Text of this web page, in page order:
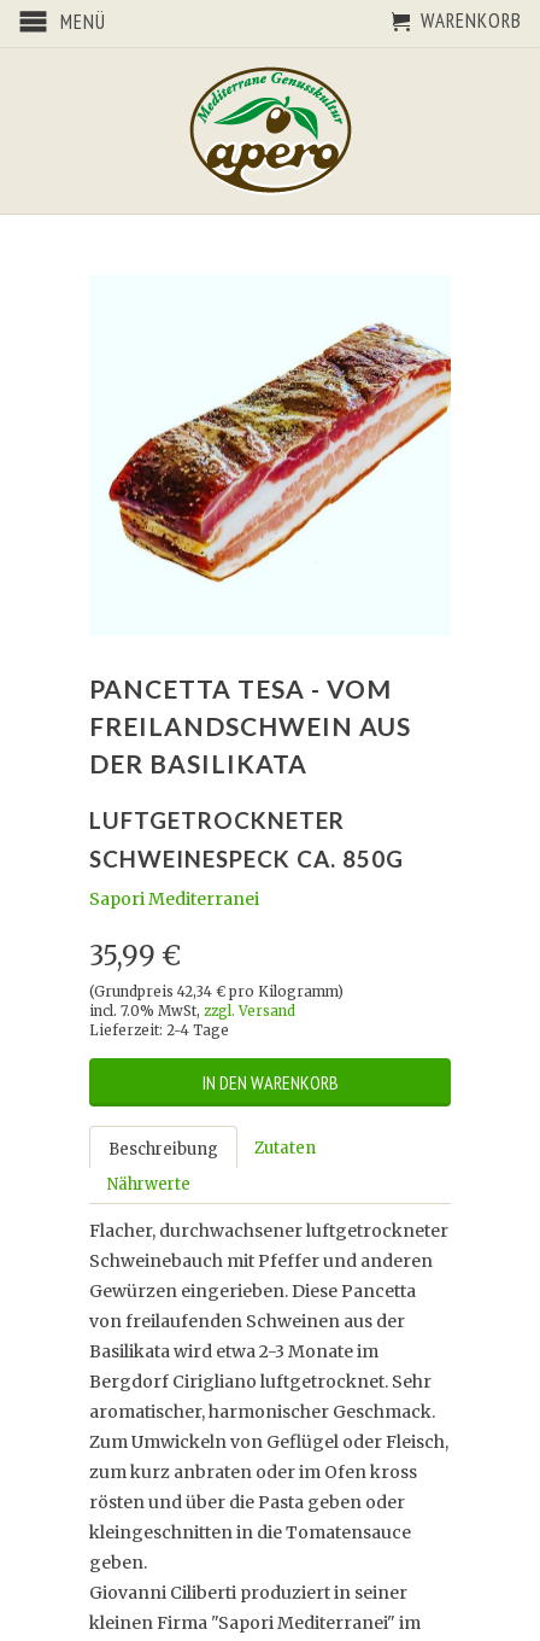
MENÜ WARENKORB
PANCETTA TESA - VOM
FREILANDSCHWEIN AUS
DER BASILIKATA
LUFTGETROCKNETER
SCHWEINESPECK CA. 850G
Sapori Mediterranei
35,99 €
(Grundpreis 42,34 € pro Kilogramm)
incl. 7.0% MwSt, zzgl. Versand
Lieferzeit: 2-4 Tage
IN DEN WARENKORB
Beschreibung
Zutaten
Nährwerte
Flacher, durchwachsener luftgetrockneter
Schweinebauch mit Pfeffer und anderen
Gewürzen eingerieben. Diese Pancetta
von freilaufenden Schweinen aus der
Basilikata wird etwa 2-3 Monate im
Bergdorf Cirigliano luftgetrocknet. Sehr
aromatischer, harmonischer Geschmack.
Zum Umwickeln von Geflügel oder Fleisch,
zum kurz anbraten oder im Ofen kross
rösten und über die Pasta geben oder
kleingeschnitten in die Tomatensauce
geben.
Giovanni Ciliberti produziert in seiner
kleinen Firma "Sapori Mediterranei" im